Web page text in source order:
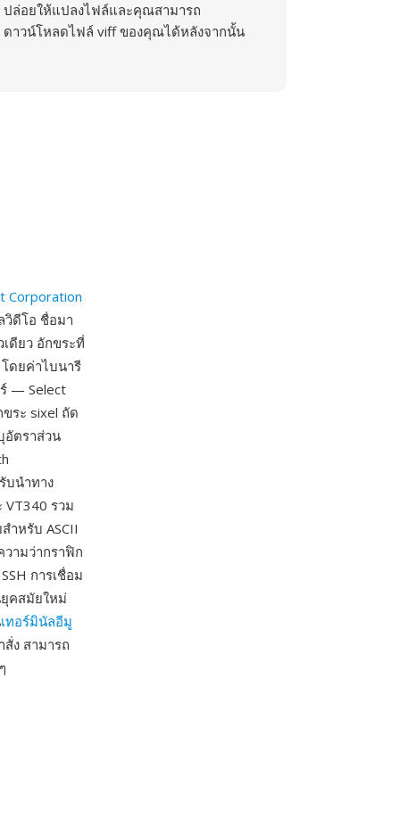
ปล่อยให้แปลงไฟล์และคุณสามารถ
ดาวน์โหลดไฟล์ viff ของคุณได้หลังจากนั้น
Corporation
วิดีโอ ชื่อมา
ดียว อักขระที่
ดยค่าไบนารี
— Select
ระ sixel ถัด
อัตราส่วน
บนำทาง
VT340 รวม
ำหรับ ASCII
ามว่ากราฟิก
การเชื่อม
คสมัยใหม่
เทอร์มินัลอีมู
ง สามารถ